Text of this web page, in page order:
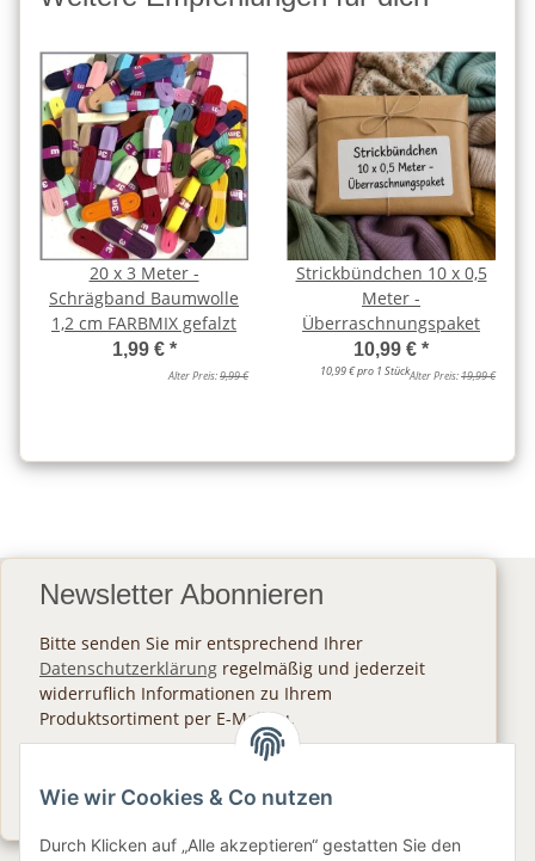
20 x 3 Meter -
Schrägband Baumwolle
1,2 cm FARBMIX gefalzt
1,99 € *
Alter Preis:9,99 €
Strickbündchen 10 x 0,5
Meter -
Überraschnungspaket
10,99 € *
10,99 € pro 1 StückAlter Preis:19,99 €
Newsletter Abonnieren
Bitte senden Sie mir entsprechend Ihrer
Datenschutzerklärung regelmäßig und jederzeit
widerruflich Informationen zu Ihrem
Produktsortiment per E-Mail zu.
Newsletter Abonnieren
Wie wir Cookies & Co nutzen
Durch Klicken auf „Alle akzeptieren“ gestatten Sie den